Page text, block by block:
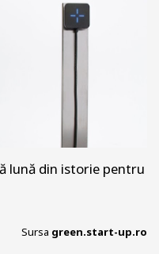
lună din istorie pentru
Sursa green.start-up.ro